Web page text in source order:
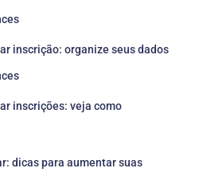
inscrição: organize seus dados
inscrições: veja como
dicas para aumentar suas